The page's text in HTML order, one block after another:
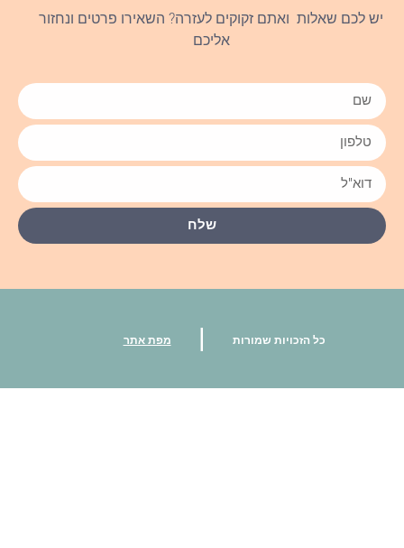
שאלות ואתם זקוקים לעזרה? השאירו פרטים ונחזור
כל הזכויות שמורות |